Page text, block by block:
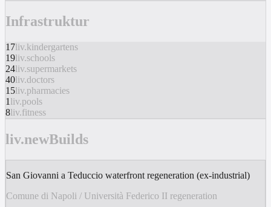
Infrastruktur
17liv.kindergartens
19liv.schools
24liv.supermarkets
40liv.doctors
15liv.pharmacies
1 liv.pools
8liv.fitness
liv.newBuilds
San Giovanni a Teduccio waterfront regeneration (ex-industrial)
Comune di Napoli / Università Federico II regeneration